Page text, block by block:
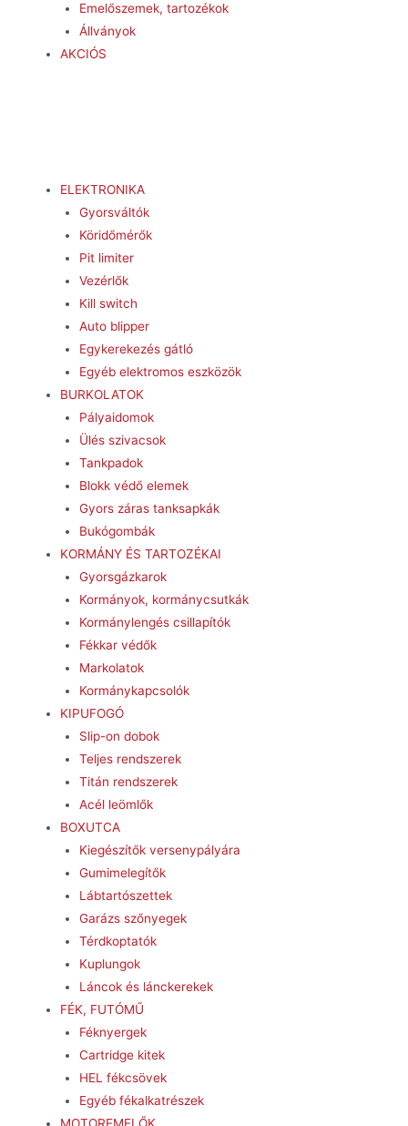
Emelőszemek, tartozékok
Állványok
AKCIÓS
ELEKTRONIKA
Gyorsváltók
Köridőmérők
Pit limiter
Vezérlők
Kill switch
Auto blipper
Egykerekezés gátló
Egyéb elektromos eszközök
BURKOLATOK
Pályaidomok
Ülés szivacsok
Tankpadok
Blokk védő elemek
Gyors záras tanksapkák
Bukógombák
KORMÁNY ÉS TARTOZÉKAI
Gyorsgázkarok
Kormányok, kormánycsutkák
Kormánylengés csillapítók
Fékkar védők
Markolatok
Kormánykapcsolók
KIPUFOGÓ
Slip-on dobok
Teljes rendszerek
Titán rendszerek
Acél leömlők
BOXUTCA
Kiegészítők versenypályára
Gumimelegítők
Lábtartószettek
Garázs szőnyegek
Térdkoptatók
Kuplungok
Láncok és lánckerekek
FÉK, FUTÓMŰ
Féknyergek
Cartridge kitek
HEL fékcsövek
Egyéb fékalkatrészek